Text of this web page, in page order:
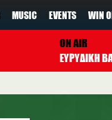
MUSIC EVENTS WIN
ON AIR
ΕΥΡΥΔΙΚΗ